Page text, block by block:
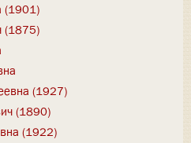
(1901)
(1875)
(1927)
(1890)
(1922)